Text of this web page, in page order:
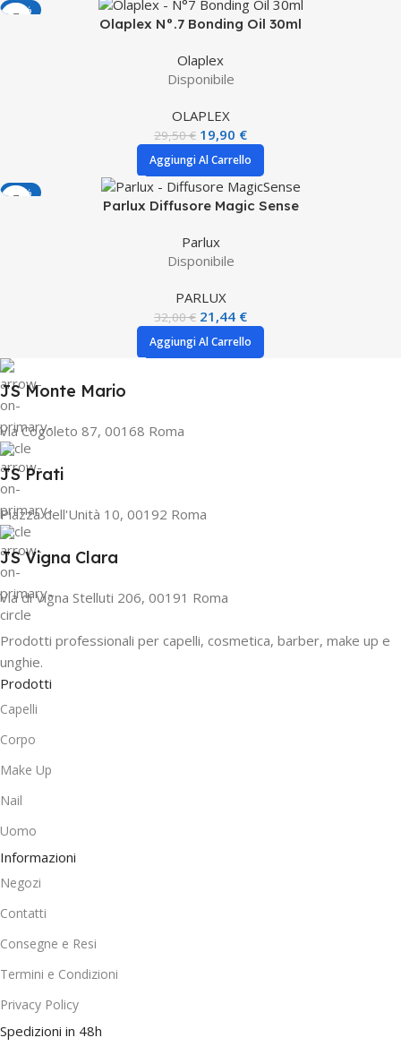
-33%
Olaplex N°.7 Bonding Oil 30ml
Olaplex
Disponibile
OLAPLEX
29,50€ 19,90 €
Aggiungi Al Carrello
-33%
Parlux Diffusore Magic Sense
Parlux
Disponibile
PARLUX
32,00€ 21,44 €
Aggiungi Al Carrello
JS Monte Mario
Via Cogoleto 87, 00168 Roma
JS Prati
Piazza dell'Unità 10, 00192 Roma
JS Vigna Clara
Via di Vigna Stelluti 206, 00191 Roma
Prodotti professionali per capelli, cosmetica, barber, make up e
unghie.
Prodotti
Capelli
Corpo
Make Up
Nail
Uomo
Informazioni
Negozi
Contatti
Consegne e Resi
Termini e Condizioni
Privacy Policy
Spedizioni in 48h